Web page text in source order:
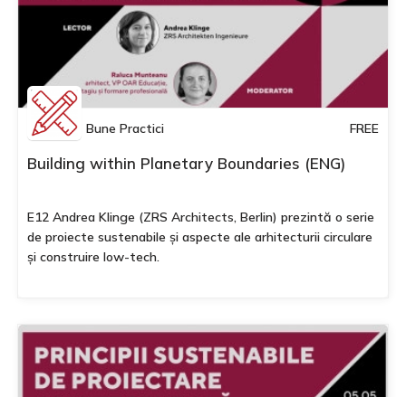
Bune Practici FREE
Building within Planetary Boundaries (ENG)
E12 Andrea Klinge (ZRS Architects, Berlin) prezintă o serie
de proiecte sustenabile și aspecte ale arhitecturii circulare
și construire low-tech.